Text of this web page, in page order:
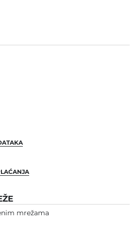
mrežama